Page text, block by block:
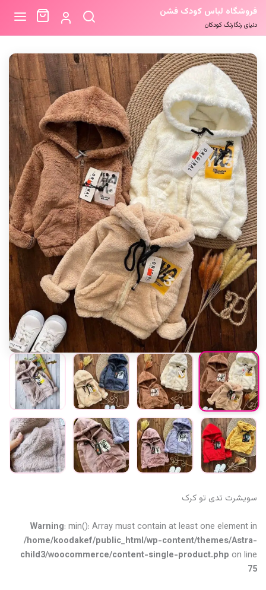
فروشگاه لباس کودک فشن
دنیای رنگارنگ کودکان
سویشرت تدی تو کرک
Warning: min(): Array must contain at least one element in
/home/koodakef/public_html/wp-content/themes/Astra-
child3/woocommerce/content-single-product.php on line
75